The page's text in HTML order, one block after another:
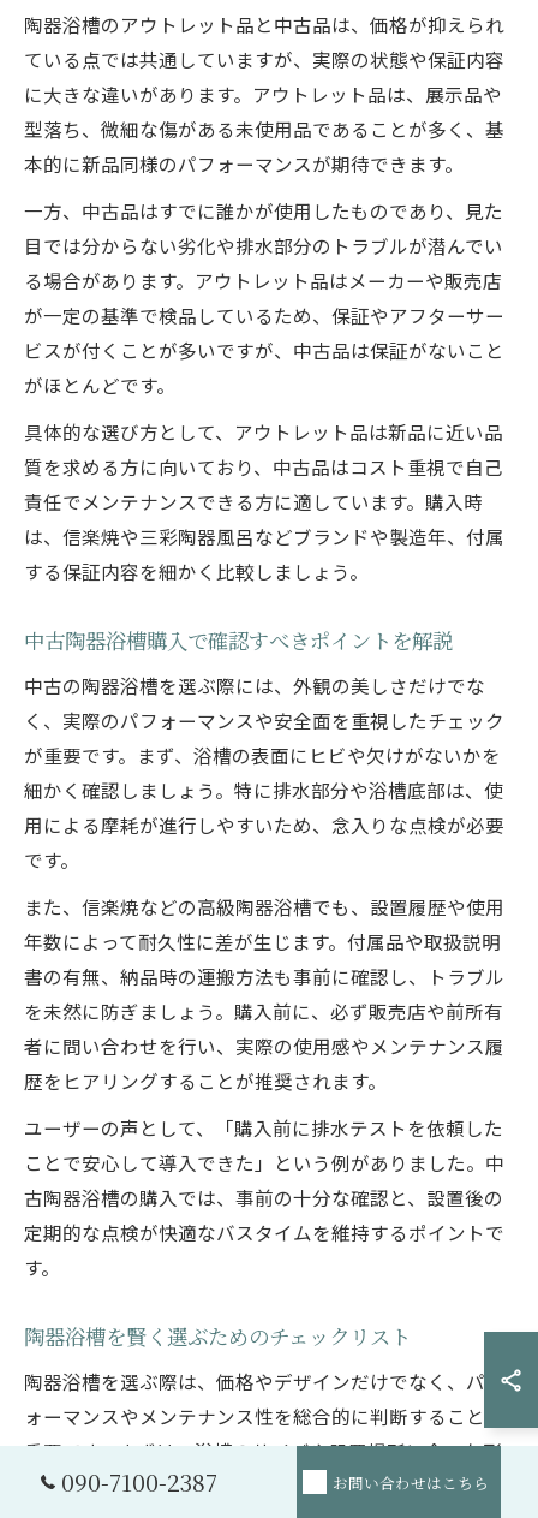
陶器浴槽のアウトレット品と中古品は、価格が抑えられ
ている点では共通していますが、実際の状態や保証内容
に大きな違いがあります。アウトレット品は、展示品や
型落ち、微細な傷がある未使用品であることが多く、基
本的に新品同様のパフォーマンスが期待できます。
一方、中古品はすでに誰かが使用したものであり、見た
目では分からない劣化や排水部分のトラブルが潜んでい
る場合があります。アウトレット品はメーカーや販売店
が一定の基準で検品しているため、保証やアフターサー
ビスが付くことが多いですが、中古品は保証がないこと
がほとんどです。
具体的な選び方として、アウトレット品は新品に近い品
質を求める方に向いており、中古品はコスト重視で自己
責任でメンテナンスできる方に適しています。購入時
は、信楽焼や三彩陶器風呂などブランドや製造年、付属
する保証内容を細かく比較しましょう。
中古陶器浴槽購入で確認すべきポイントを解説
中古の陶器浴槽を選ぶ際には、外観の美しさだけでな
く、実際のパフォーマンスや安全面を重視したチェック
が重要です。まず、浴槽の表面にヒビや欠けがないかを
細かく確認しましょう。特に排水部分や浴槽底部は、使
用による摩耗が進行しやすいため、念入りな点検が必要
です。
また、信楽焼などの高級陶器浴槽でも、設置履歴や使用
年数によって耐久性に差が生じます。付属品や取扱説明
書の有無、納品時の運搬方法も事前に確認し、トラブル
を未然に防ぎましょう。購入前に、必ず販売店や前所有
者に問い合わせを行い、実際の使用感やメンテナンス履
歴をヒアリングすることが推奨されます。
ユーザーの声として、「購入前に排水テストを依頼した
ことで安心して導入できた」という例がありました。中
古陶器浴槽の購入では、事前の十分な確認と、設置後の
定期的な点検が快適なバスタイムを維持するポイントで
す。
陶器浴槽を賢く選ぶためのチェックリスト
陶器浴槽を選ぶ際は、価格やデザインだけでなく、パフ
ォーマンスやメンテナンス性を総合的に判断することが
重要です。まずは、浴槽のサイズや設置場所に合った形
状かどうかを確認しましょう。浴槽の厚みや素材の質感
090-7100-2387 お問い合わせはこちら